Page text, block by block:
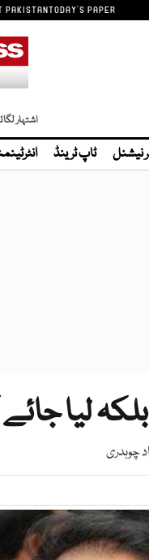
PAKISTANTODAY'S PAPER
اشتہار
نیشنل ٹاپ ٹرینڈ
لیا
چوہدری